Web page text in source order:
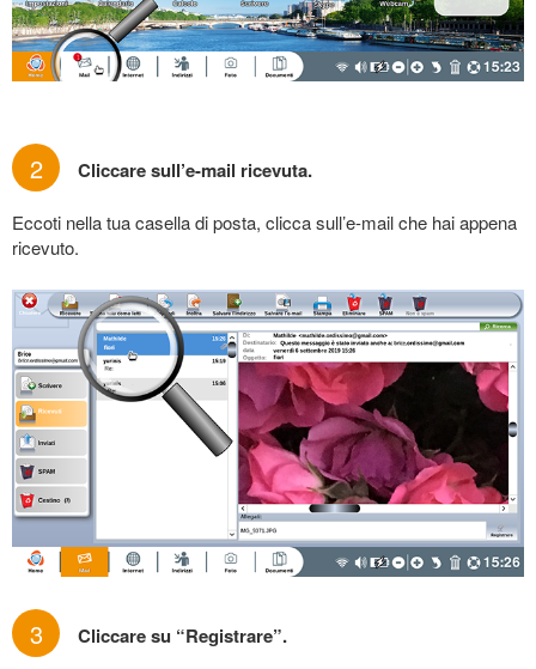
2 Cliccare sull’e-mail ricevuta.
Eccoti nella tua casella di posta, clicca sull’e-mail che hai appena
ricevuto.
3 Cliccare su “Registrare”.